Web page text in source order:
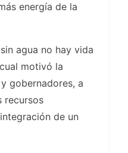
energía de la
agua no hay vida
motivó la
gobernadores, a
recursos
de un